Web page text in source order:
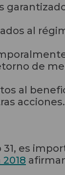
al
de
al
acciones.
es